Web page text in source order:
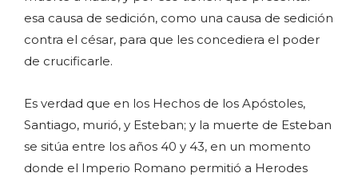
esa causa de sedición, como una causa de sedición
contra el césar, para que les concediera el poder
de crucificarle.
Es verdad que en los Hechos de los Apóstoles,
Santiago, murió, y Esteban; y la muerte de Esteban
se sitúa entre los años 40 y 43, en un momento
donde el Imperio Romano permitió a Herodes